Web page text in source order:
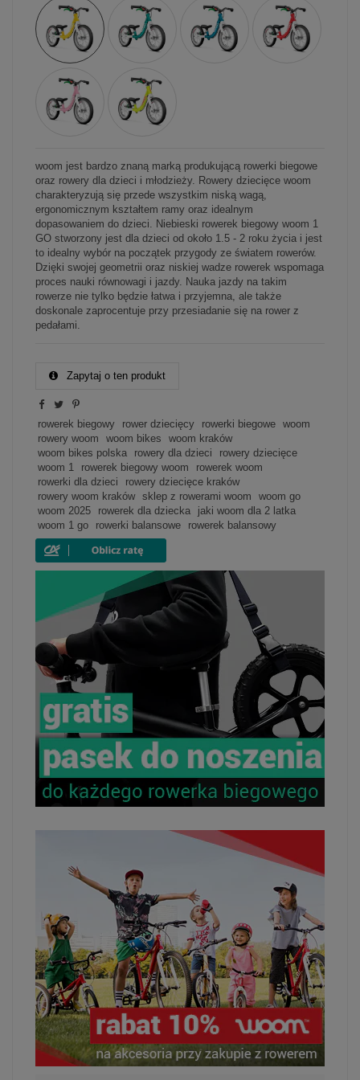
woom jest bardzo znaną marką produkującą rowerki biegowe
oraz rowery dla dzieci i młodzieży. Rowery dziecięce woom
charakteryzują się przede wszystkim niską wagą,
ergonomicznym kształtem ramy oraz idealnym
dopasowaniem do dzieci. Niebieski rowerek biegowy woom 1
GO stworzony jest dla dzieci od około 1.5 - 2 roku życia i jest
to idealny wybór na początek przygody ze światem rowerów.
Dzięki swojej geometrii oraz niskiej wadze rowerek wspomaga
proces nauki równowagi i jazdy. Nauka jazdy na takim
rowerze nie tylko będzie łatwa i przyjemna, ale także
doskonale zaprocentuje przy przesiadanie się na rower z
pedałami.
Zapytaj o ten produkt
rowerek biegowy rower dziecięcy rowerki biegowe
woom
rowery woom
woom bikes
woom kraków
woom bikes polska
rowery dla dzieci
rowery dziecięce
woom 1
rowerek biegowy woom
rowerek woom
rowerki dla dzieci
rowery dziecięce kraków
rowery woom kraków
sklep z rowerami woom
woom go
woom 2025
rowerek dla dziecka
jaki woom dla 2 latka
woom 1 go
rowerki balansowe rowerek balansowy